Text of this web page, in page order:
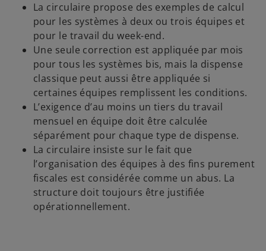
La circulaire propose des exemples de calcul
pour les systèmes à deux ou trois équipes et
pour le travail du week-end.
Une seule correction est appliquée par mois
pour tous les systèmes bis, mais la dispense
classique peut aussi être appliquée si
certaines équipes remplissent les conditions.
L’exigence d’au moins un tiers du travail
mensuel en équipe doit être calculée
séparément pour chaque type de dispense.
La circulaire insiste sur le fait que
l’organisation des équipes à des fins purement
fiscales est considérée comme un abus. La
structure doit toujours être justifiée
opérationnellement.